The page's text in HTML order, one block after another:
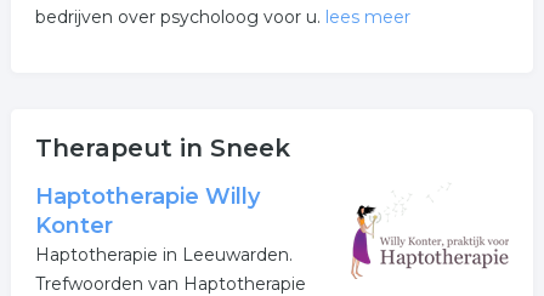
bedrijven over psycholoog voor u. lees meer
psycholoog zijn gevestigd in de regio Sneek.
Klik op een bedrijf gezondheid in onderstaande lijst voor
meer informatie of voor de contactgegevens van de
onderneming. Het overzicht bevat gezondheid in de
regio Sneek.
Therapeut in Sneek
Haptotherapie Willy
Konter
Haptotherapie in Leeuwarden.
Trefwoorden van Haptotherapie